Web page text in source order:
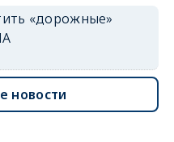
«дорожные»
новости